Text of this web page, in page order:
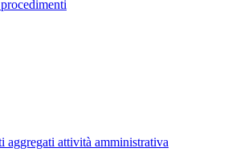
aggregati attività amministrativa